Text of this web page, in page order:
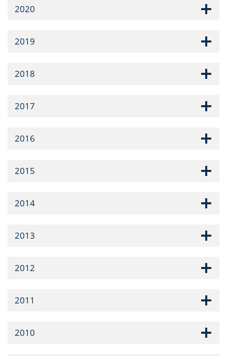
2020
2019
2018
2017
2016
2015
2014
2013
2012
2011
2010